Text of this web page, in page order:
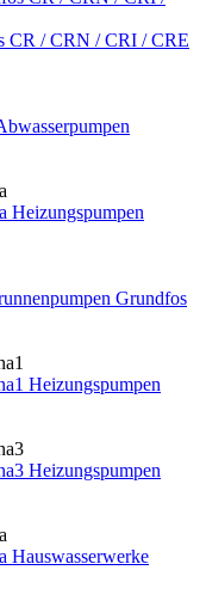
CR / CRN / CRI / CRE
Heizungspumpen
Grundfos
Heizungspumpen
Heizungspumpen
Hauswasserwerke